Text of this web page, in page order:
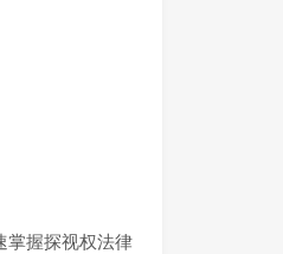
掌握探视权法律